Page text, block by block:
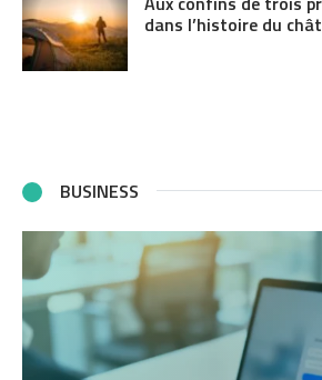
dans l’histoire du
BUSINESS